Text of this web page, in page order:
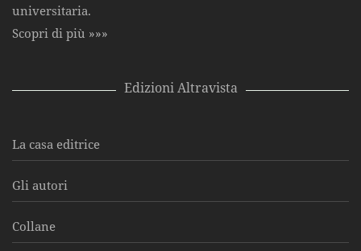
universitaria.
Scopri di più »»»
Edizioni Altravista
La casa editrice
Gli autori
Collane